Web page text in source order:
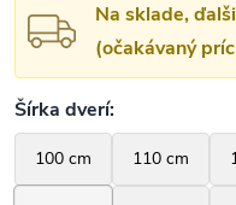
Na sklade,
(očakávaný